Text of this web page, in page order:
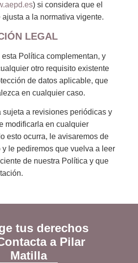
) si considera que el
a la normativa vigente.
LEGAL
esta Política complementan, y
otro requisito existente
de datos aplicable, que
en cualquier caso.
sujeta a revisiones periódicas y
modificarla en cualquier
esto ocurra, le avisaremos de
le pediremos que vuelva a leer
de nuestra Política y que
tus derechos
a Pilar
Matilla